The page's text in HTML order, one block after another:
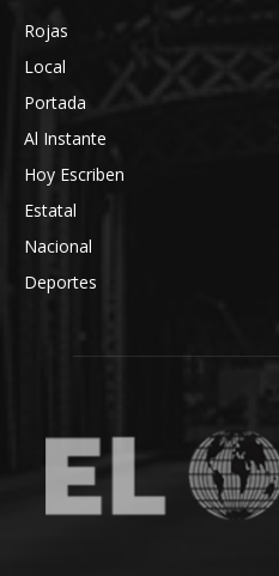
Rojas
Local
Portada
Al Instante
Hoy Escriben
Estatal
Nacional
Deportes